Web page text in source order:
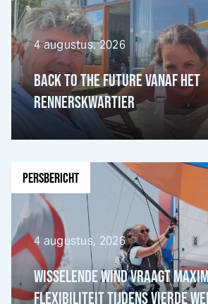
BACK TO THE FUTURE VANAF HET
RENNERSKWARTIER
4 augustus, 2026
Ga naar Wisselende wind vraagt
PERSBERICHT
WISSELENDE WIND VRAAGT
FLEXIBILITEIT TIJDENS VIERDE
4 augustus, 2026